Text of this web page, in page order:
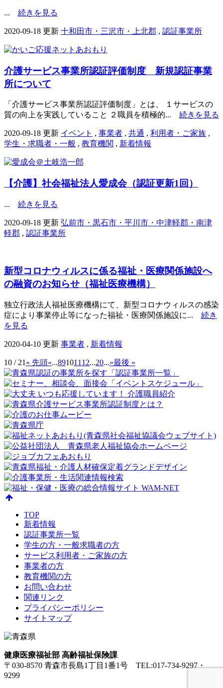
... 続きを見る
2020-09-18 更新 十和田市・三沢市・上北郡 , 認証事業所
介護サービス事業所認証評価制度 新規認証事業
所について
「介護サービス事業所認証評価制度」とは、 １サービスの
質の向上を実践していること ２職員を積極的... 続きを見る
2020-09-18 更新 イベント , 事業者 , 共通 , 利用者・ご家族 ,
学生・求職者・一般 , 教育機関 , 新着情報
【介護】社会福祉法人愛成会（認証更新1回）
... 続きを見る
2020-09-18 更新 弘前市・黒石市・平川市・中津軽郡・南津
軽郡 , 認証事業所
新型コロナウィルスに係る福祉・医療関係施設へ
の融資のお知らせ（福祉医療機構）
独立行政法人福祉医療機構にて、新型コロナウィルスの感染
症により事業停止等になった福祉・医療関係施設に... 続き
を見る
2020-04-10 更新 事業者 , 新着情報
10 / 21 « 先頭«...891011 12...20...»最後 »
TOP
新着情報
認証事業所一覧
学生の方・一般求職者の方
サービス利用者・ご家族の方
事業者の方
教育機関の方
お問い合わせ
関連リンク
プライバシーポリシー
サイトマップ
健康医療福祉部 高齢福祉保険課
〒030-8570 青森市長島1丁目1番1号 TEL:017-734-9297・
9299